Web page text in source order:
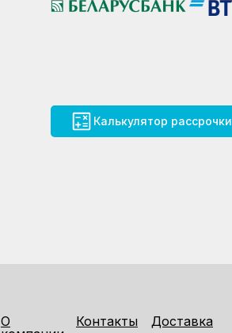
Калькулятор рассрочки
О
Контакты Доставка